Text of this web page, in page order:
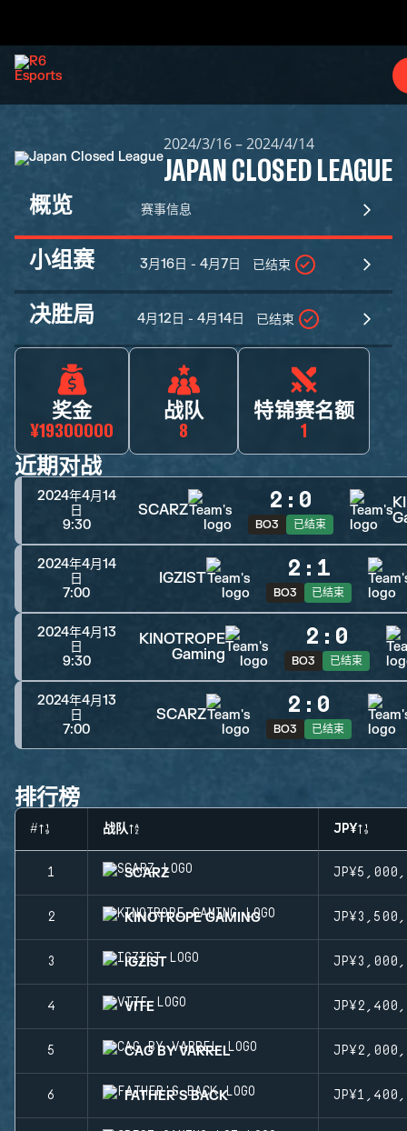
2024/3/16 – 2024/4/14
JAPAN CLOSED LEAGUE
概览 赛事信息
小组赛 3月16日 - 4月7日 已结束
决胜局 4月12日 - 4月14日 已结束
奖金
¥19300000
战队
8
特锦赛名额
1
近期对战
2024年4月14
日
9:30
SCARZ 2 : 0
BO3 已结束
2024年4月14
日
7:00
IGZIST 2 : 1
BO3 已结束
2024年4月13
日
9:30
KINOTROPE
Gaming
2 : 0
BO3 已结束
2024年4月13
日
7:00
SCARZ 2 : 0
BO3 已结束
排行榜
# 战队 JP¥
1 SCARZ
2 KINOTROPE GAMING
3 IGZIST
4 VITE
5 CAG BY VARREL
6 FATHER'S BACK